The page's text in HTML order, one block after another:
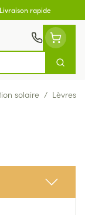
Livraison rapide
solaire / Lèvres